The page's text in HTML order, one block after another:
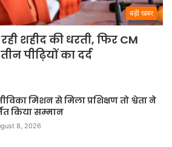
बड़ी खबर
शहीद की धरती, फिर CM
पीढ़ियों का दर्द
मिशन से मिला प्रशिक्षण तो श्वेता ने
किया सम्मान
8, 2026